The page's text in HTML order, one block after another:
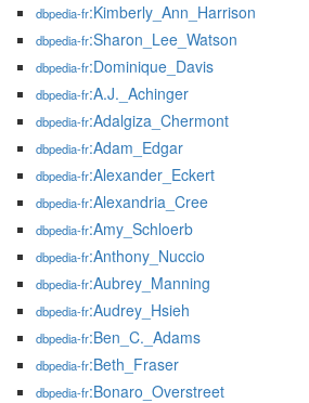
dbpedia-fr:Kimberly_Ann_Harrison
dbpedia-fr:Sharon_Lee_Watson
dbpedia-fr:Dominique_Davis
dbpedia-fr:A.J._Achinger
dbpedia-fr:Adalgiza_Chermont
dbpedia-fr:Adam_Edgar
dbpedia-fr:Alexander_Eckert
dbpedia-fr:Alexandria_Cree
dbpedia-fr:Amy_Schloerb
dbpedia-fr:Anthony_Nuccio
dbpedia-fr:Aubrey_Manning
dbpedia-fr:Audrey_Hsieh
dbpedia-fr:Ben_C._Adams
dbpedia-fr:Beth_Fraser
dbpedia-fr:Bonaro_Overstreet